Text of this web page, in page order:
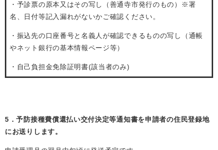
・予診票の原本又はその写し（善通寺市発行のもの）※署
名、日付等記入漏れがないかご確認ください。
・振込先の口座番号と名義人が確認できるものの写し（通帳
やネット銀行の基本情報ページ等）
・自己負担金免除証明書(該当者のみ)
5．予防接種費償還払い交付決定等通知書を申請者の住民登録地
にお送りします。